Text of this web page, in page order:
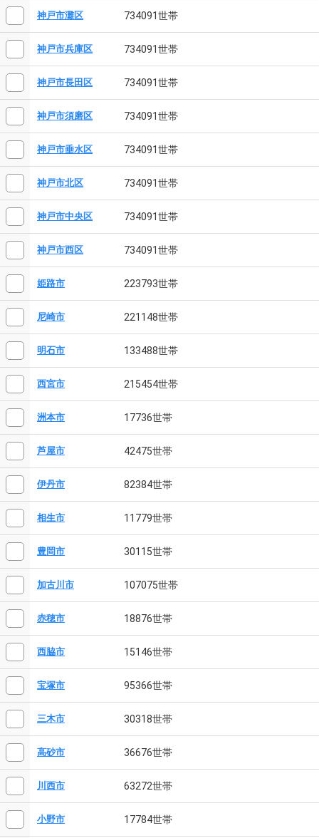
神戸市灘区 734091世帯
神戸市兵庫区 734091世帯
神戸市長田区 734091世帯
神戸市須磨区 734091世帯
神戸市垂水区 734091世帯
神戸市北区 734091世帯
神戸市中央区 734091世帯
神戸市西区 734091世帯
姫路市 223793世帯
尼崎市 221148世帯
明石市 133488世帯
西宮市 215454世帯
洲本市 17736世帯
芦屋市 42475世帯
伊丹市 82384世帯
相生市 11779世帯
豊岡市 30115世帯
加古川市 107075世帯
赤穂市 18876世帯
西脇市 15146世帯
宝塚市 95366世帯
三木市 30318世帯
高砂市 36676世帯
川西市 63272世帯
小野市 17784世帯